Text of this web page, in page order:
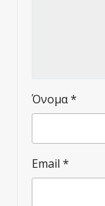
Όνομα*
Email *